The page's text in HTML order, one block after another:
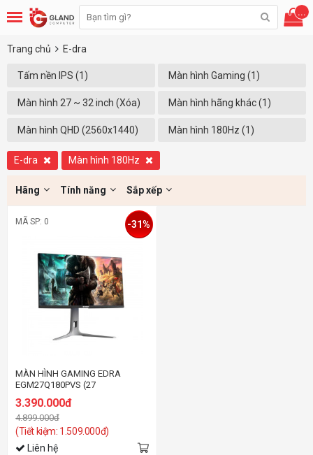
...
Trang chủ E-dra
Tấm nền IPS (1) Màn hình Gaming (1)
Màn hình 27 ~ 32 inch (Xóa) Màn hình hãng khác (1)
Màn hình QHD (2560x1440)
(1)
Màn hình 180Hz (1)
E-dra Màn hình 180Hz
Hãng Tính năng Sắp xếp
MÃ SP: 0
MÀN HÌNH GAMING EDRA
EGM27Q180PVS (27
3.390.000đ
4.899.000đ
(Tiết kiệm: 1.509.000đ)
-31%
Liên hệ